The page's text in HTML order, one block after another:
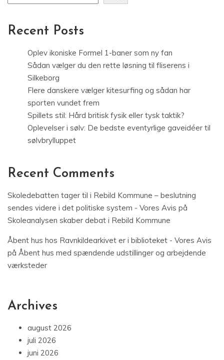
Recent Posts
Oplev ikoniske Formel 1-baner som ny fan
Sådan vælger du den rette løsning til fliserens i
Silkeborg
Flere danskere vælger kitesurfing og sådan har
sporten vundet frem
Spillets stil: Hård britisk fysik eller tysk taktik?
Oplevelser i sølv: De bedste eventyrlige gaveidéer til
sølvbrylluppet
Recent Comments
Skoledebatten tager til i Rebild Kommune – beslutning
sendes videre i det politiske system - Vores Avis på
Skoleanalysen skaber debat i Rebild Kommune
Åbent hus hos Ravnkildearkivet er i biblioteket - Vores Avis
på Åbent hus med spændende udstillinger og arbejdende
værksteder
Archives
august 2026
juli 2026
juni 2026